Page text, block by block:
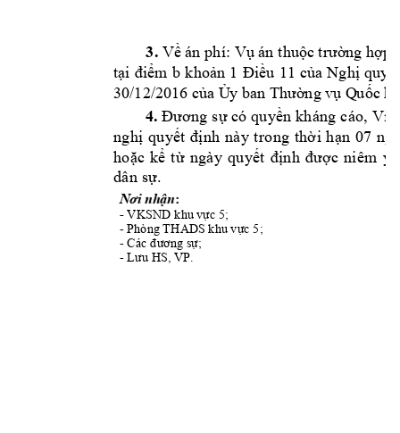
3. Về án phí: Vụ án thuộc trường hợp
tại điểm b khoản 1 Điều 11 của Nghị
30/12/2016 của Ủy ban Thường vụ Quốc
4. Đương sự có quyền kháng cáo, Vi
nghị quyết định này trong thời hạn 07 ng
hoặc kể từ ngày quyết định được niêm yế
dân sự.
Nơi nhận:
- VKSND khu vực 5;
- Phòng THADS khu vực 5;
- Các đương sự;
- Lưu HS, VP.